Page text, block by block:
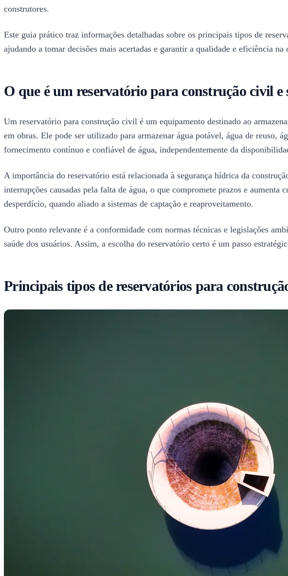
construtores.
Este guia prático traz informações detalhadas sobre os principais tipos de
ajudando a tomar decisões mais acertadas e garantir a qualidade e eficiência
O que é um reservatório para construção civil
Um reservatório para construção civil é um equipamento destinado ao
em obras. Ele pode ser utilizado para armazenar água potável, água de reuso,
fornecimento contínuo e confiável de água, independentemente da
A importância do reservatório está relacionada à segurança hídrica da
interrupções causadas pela falta de água, o que compromete prazos e
desperdício, quando aliado a sistemas de captação e reaproveitamento.
Outro ponto relevante é a conformidade com normas técnicas e legislações
saúde dos usuários. Assim, a escolha do reservatório certo é um passo
Principais tipos de reservatórios para